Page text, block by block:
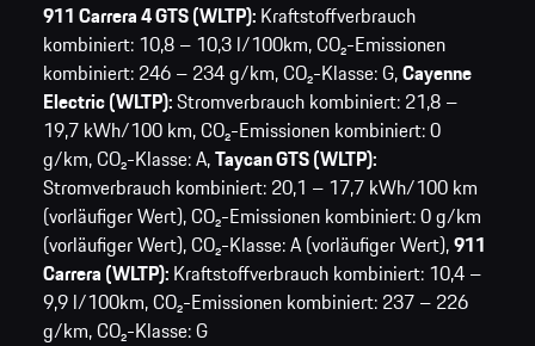
911 Carrera 4 GTS (WLTP): Kraftstoffverbrauch
kombiniert: 10,8 – 10,3 l/100km,CO₂-Emissionen
kombiniert: 246 – 234 g/km,CO₂-Klasse: G,Cayenne
Electric (WLTP):Stromverbrauch kombiniert: 21,8 –
19,7 kWh/100 km,CO₂-Emissionen kombiniert: 0
g/km,CO₂-Klasse: A,Taycan GTS (WLTP):
Stromverbrauch kombiniert: 20,1 – 17,7 kWh/100 km
(vorläufiger Wert),CO₂-Emissionen kombiniert: 0 g/km
(vorläufiger Wert),CO₂-Klasse: A (vorläufiger Wert),911
Carrera (WLTP): Kraftstoffverbrauch kombiniert: 10,4 –
9,9 l/100km,CO₂-Emissionen kombiniert: 237 – 226
g/km,CO₂-Klasse: G